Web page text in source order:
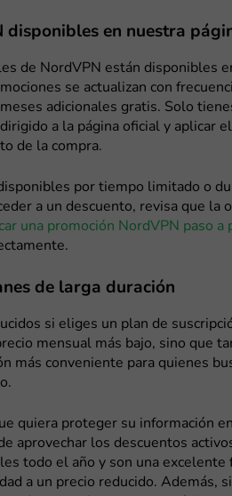
disponibles en nuestra
de NordVPN están disponibles
se actualizan con
adicionales gratis. Solo
a la página oficial y aplicar
de la compra.
por tiempo limitado o
a un descuento, revisa que la
una promoción NordVPN paso a
de larga duración
si eliges un plan de
mensual más bajo, sino que
más conveniente para quienes
quiera proteger su información
aprovechar los descuentos
todo el año y son una excelente
a un precio reducido. Además,